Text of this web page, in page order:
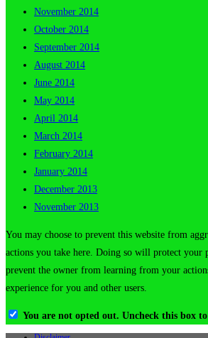
November 2014
October 2014
September 2014
August 2014
June 2014
May 2014
April 2014
March 2014
February 2014
January 2014
December 2013
November 2013
You may choose to prevent this website from
actions you take here. Doing so will protect your
prevent the owner from learning from your
experience for you and other users.
You are not opted out. Uncheck this box